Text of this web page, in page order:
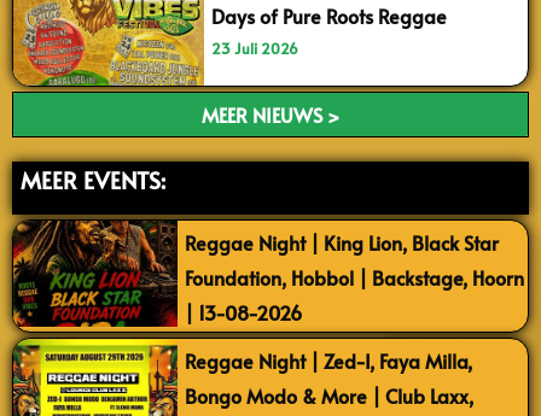
Days of Pure Roots Reggae
23 Juli 2026
MEER NIEUWS >
MEER EVENTS:
Reggae Night | King Lion, Black Star
Foundation, Hobbol | Backstage, Hoorn
| 13-08-2026
Reggae Night | Zed-I, Faya Milla,
Bongo Modo & More | Club Laxx,